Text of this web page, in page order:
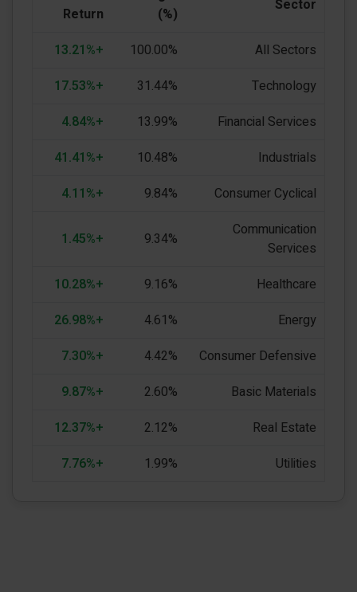
Sector
(%)
Return
All Sectors
100.00%
+13.21%
Technology
31.44%
+17.53%
Financial Services
13.99%
+4.84%
Industrials
10.48%
+41.41%
Consumer Cyclical
9.84%
+4.11%
Communication
Services
9.34%
+1.45%
Healthcare
9.16%
+10.28%
Energy
4.61%
+26.98%
Consumer Defensive
4.42%
+7.30%
Basic Materials
2.60%
+9.87%
Real Estate
2.12%
+12.37%
Utilities
1.99%
+7.76%